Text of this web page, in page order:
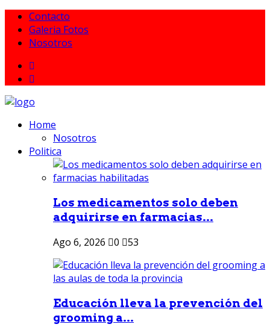
Contacto
Galeria Fotos
Nosotros
Home
Nosotros
Politica
Los medicamentos solo deben
adquirirse en farmacias...
Ago 6, 2026 0 53
Educación lleva la prevención del
grooming a...